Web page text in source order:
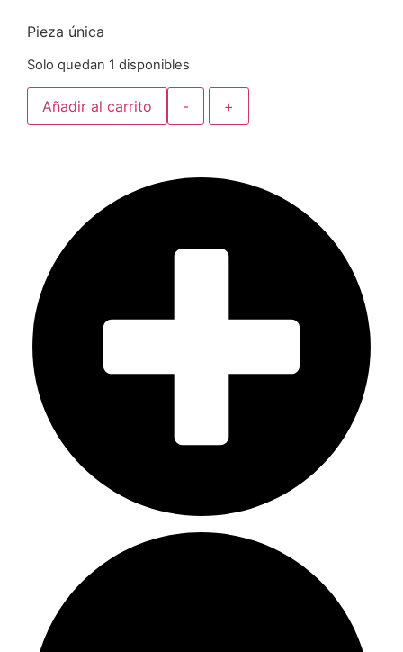
Pieza única
Solo quedan 1 disponibles
- +
Añadir al carrito